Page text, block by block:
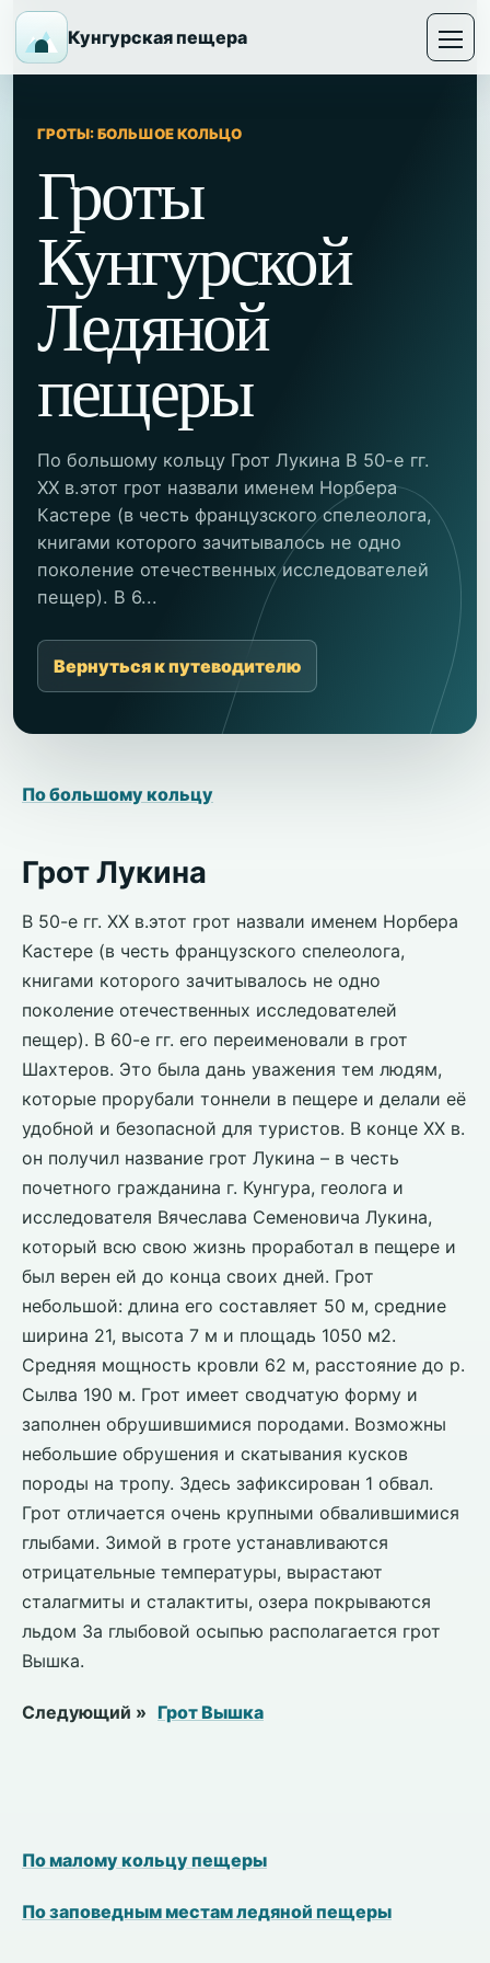
Кунгурская пещера
ГРОТЫ: БОЛЬШОЕ КОЛЬЦО
Гроты
Кунгурской
Ледяной
пещеры
По большому кольцу Грот Лукина В 50-е гг.
ХХ в.этот грот назвали именем Норбера
Кастере (в честь французского спелеолога,
книгами которого зачитывалось не одно
поколение отечественных исследователей
пещер). В 6...
Вернуться к путеводителю
По большому кольцу
Грот Лукина
В 50-е гг. ХХ в.этот грот назвали именем Норбера
Кастере (в честь французского спелеолога,
книгами которого зачитывалось не одно
поколение отечественных исследователей
пещер). В 60-е гг. его переименовали в грот
Шахтеров. Это была дань уважения тем людям,
которые прорубали тоннели в пещере и делали её
удобной и безопасной для туристов. В конце ХХ в.
он получил название грот Лукина – в честь
почетного гражданина г. Кунгура, геолога и
исследователя Вячеслава Семеновича Лукина,
который всю свою жизнь проработал в пещере и
был верен ей до конца своих дней. Грот
небольшой: длина его составляет 50 м, средние
ширина 21, высота 7 м и площадь 1050 м2.
Средняя мощность кровли 62 м, расстояние до р.
Сылва 190 м. Грот имеет сводчатую форму и
заполнен обрушившимися породами. Возможны
небольшие обрушения и скатывания кусков
породы на тропу. Здесь зафиксирован 1 обвал.
Грот отличается очень крупными обвалившимися
глыбами. Зимой в гроте устанавливаются
отрицательные температуры, вырастают
сталагмиты и сталактиты, озера покрываются
льдом За глыбовой осыпью располагается грот
Вышка.
Следующий » Грот Вышка
По малому кольцу пещеры
По заповедным местам ледяной пещеры